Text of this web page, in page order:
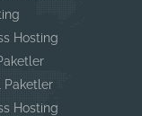
Hosting
Paketler
Hosting